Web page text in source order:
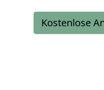
Kostenlose